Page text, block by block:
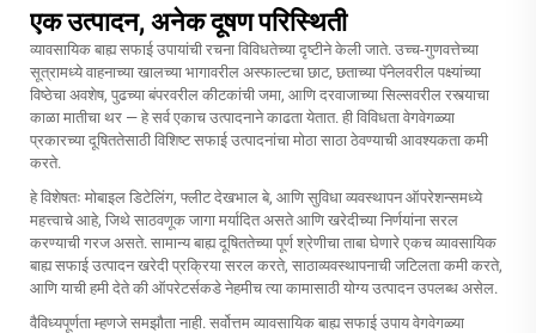
एक उत्पादन, अनेक दूषण परिस्थिती
व्यावसायिक बाह्य सफाई उपायांची रचना विविधतेच्या दृष्टीने केली जाते. उच्च-गुणवत्तेच्या
सूत्रामध्ये वाहनाच्या खालच्या भागावरील अस्फाल्टचा छाट, छताच्या पॅनेलवरील पक्ष्यांच्या
विष्ठेचा अवशेष, पुढच्या बंपरवरील कीटकांची जमा, आणि दरवाजाच्या सिल्सवरील रस्त्याचा
काळा मातीचा थर — हे सर्व एकाच उत्पादनाने काढता येतात. ही विविधता वेगवेगळ्या
प्रकारच्या दूषिततेसाठी विशिष्ट सफाई उत्पादनांचा मोठा साठा ठेवण्याची आवश्यकता कमी
करते.
हे विशेषतः मोबाइल डिटेलिंग, फ्लीट देखभाल बे, आणि सुविधा व्यवस्थापन ऑपरेशन्समध्ये
महत्त्वाचे आहे, जिथे साठवणूक जागा मर्यादित असते आणि खरेदीच्या निर्णयांना सरल
करण्याची गरज असते. सामान्य बाह्य दूषिततेच्या पूर्ण श्रेणीचा ताबा घेणारे एकच व्यावसायिक
बाह्य सफाई उत्पादन खरेदी प्रक्रिया सरल करते, साठाव्यवस्थापनाची जटिलता कमी करते,
आणि याची हमी देते की ऑपरेटर्सकडे नेहमीच त्या कामासाठी योग्य उत्पादन उपलब्ध असेल.
वैविध्यपूर्णता म्हणजे समझौता नाही. सर्वोत्तम व्यावसायिक बाह्य सफाई उपाय वेगवेगळ्या